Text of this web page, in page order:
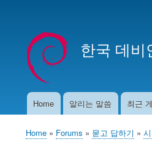
account
menu
한국 데비
MainHome 알리는 말씀 최근
Breadcrumb
Home Forums 묻고 답하기